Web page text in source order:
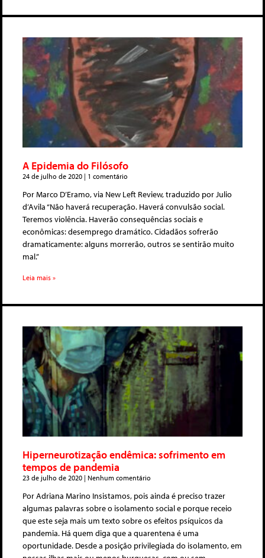
A Epidemia do Filósofo
24 de julho de 2020 1 comentário
Por Marco D’Eramo, via New Left Review, traduzido por Julio
d’Avila “Não haverá recuperação. Haverá convulsão social.
Teremos violência. Haverão consequências sociais e
econômicas: desemprego dramático. Cidadãos sofrerão
dramaticamente: alguns morrerão, outros se sentirão muito
mal.”
Leia mais »
Hiperneurotização endêmica: sofrimento em
tempos de pandemia
23 de julho de 2020 Nenhum comentário
Por Adriana Marino Insistamos, pois ainda é preciso trazer
algumas palavras sobre o isolamento social e porque receio
que este seja mais um texto sobre os efeitos psíquicos da
pandemia. Há quem diga que a quarentena é uma
oportunidade. Desde a posição privilegiada do isolamento, em